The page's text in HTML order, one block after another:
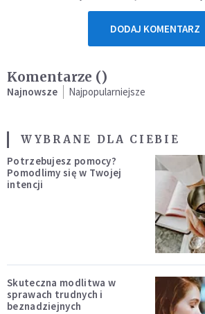
DODAJ KOMENTARZ
Komentarze ()
Najnowsze Najpopularniejsze
WYBRANE DLA CIEBIE
Potrzebujesz pomocy?
Pomodlimy się w Twojej
intencji
Skuteczna modlitwa w
sprawach trudnych i
beznadziejnych